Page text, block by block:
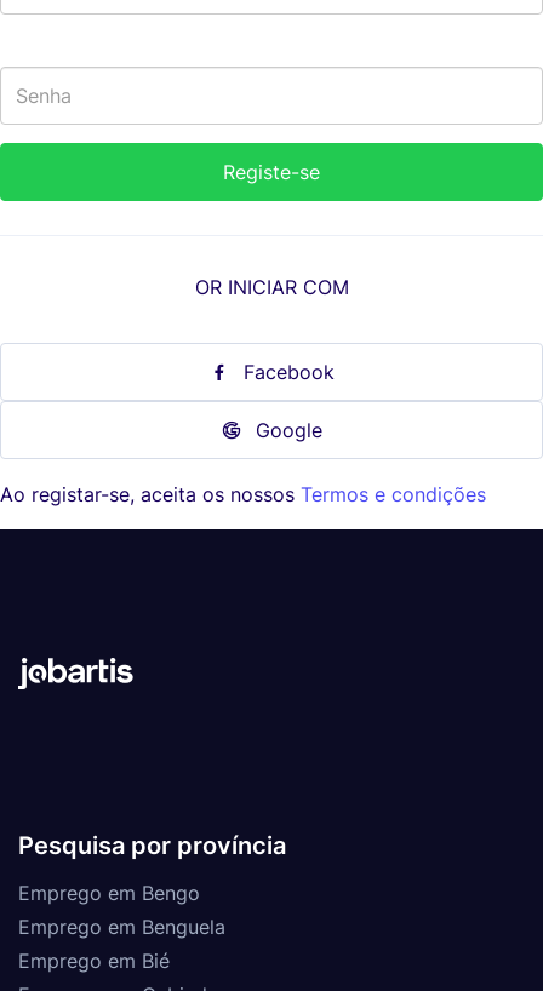
OR INICIAR COM
Facebook
Google
Ao registar-se, aceita os nossos Termos e condições
Pesquisa por província
Emprego em Bengo
Emprego em Benguela
Emprego em Bié